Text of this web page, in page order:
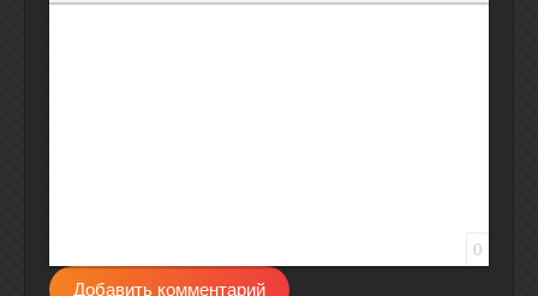
Вставить защищенную ссылку
Вставить смайлик
Вставка скрытого текста
Вставка цитаты
Вставка спойлера
0
Добавить комментарий